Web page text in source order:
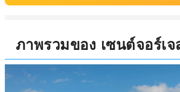
ภาพรวมของ เซนต์จอร์เจ